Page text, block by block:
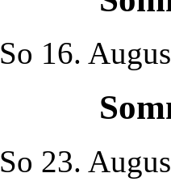
So 16.
So 23.